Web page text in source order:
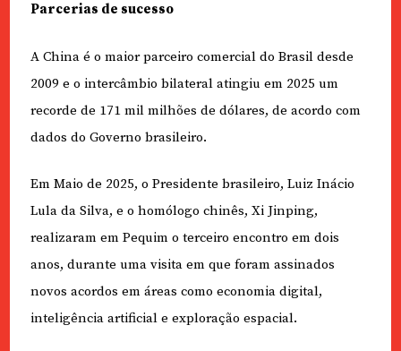
Parcerias de sucesso
A China é o maior parceiro comercial do Brasil desde
2009 e o intercâmbio bilateral atingiu em 2025 um
recorde de 171 mil milhões de dólares, de acordo com
dados do Governo brasileiro.
Em Maio de 2025, o Presidente brasileiro, Luiz Inácio
Lula da Silva, e o homólogo chinês, Xi Jinping,
realizaram em Pequim o terceiro encontro em dois
anos, durante uma visita em que foram assinados
novos acordos em áreas como economia digital,
inteligência artificial e exploração espacial.